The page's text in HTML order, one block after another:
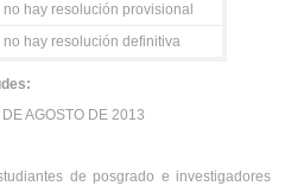
no hay resolución provisional
no hay resolución definitiva
AGOSTO DE 2013
de posgrado e investigadores